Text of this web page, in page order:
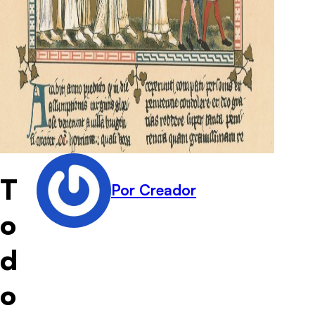
T
o
d
o
Por Creador